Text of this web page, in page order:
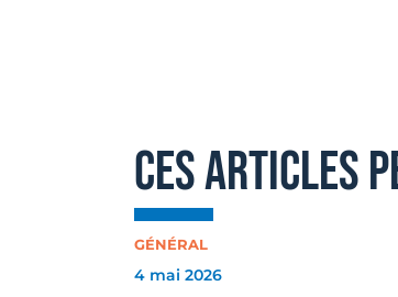
ces articles
GÉNÉRAL
4 mai 2026